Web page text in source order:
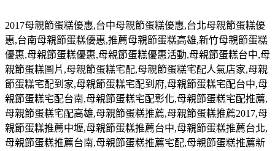
2017母親節蛋糕優惠,台中母親節蛋糕優惠,台北母親節蛋糕優
惠,台南母親節蛋糕優惠,推薦母親節蛋糕高雄,新竹母親節蛋糕
優惠,母親節蛋糕優惠,母親節蛋糕優惠活動,母親節蛋糕台中,母
親節蛋糕圖片 ,母親節蛋糕宅配,母親節蛋糕宅配人氣店家,母親
節蛋糕宅配到家,母親節蛋糕宅配到府,母親節蛋糕宅配台中,母
親節蛋糕宅配台南,母親節蛋糕宅配彰化,母親節蛋糕宅配推薦,
母親節蛋糕宅配高雄,母親節蛋糕推薦,母親節蛋糕推薦2017,母
親節蛋糕推薦中壢,母親節蛋糕推薦台中,母親節蛋糕推薦台北,
母親節蛋糕推薦台南,母親節蛋糕推薦宅配,母親節蛋糕推薦新